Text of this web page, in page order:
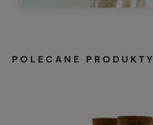
POLECANE PRODUKTY